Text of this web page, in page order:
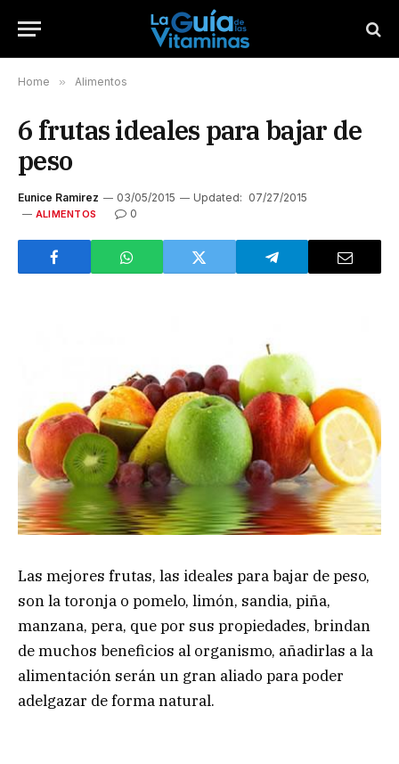
Home » Alimentos
6 frutas ideales para bajar de
peso
Eunice Ramirez 03/05/2015 Updated: 07/27/2015
ALIMENTOS 0
Las mejores frutas, las ideales para bajar de peso,
son la toronja o pomelo, limón, sandia, piña,
manzana, pera, que por sus propiedades, brindan
de muchos beneficios al organismo, añadirlas a la
alimentación serán un gran aliado para poder
adelgazar de forma natural.